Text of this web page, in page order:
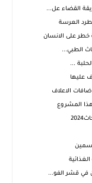
القضاء عل...
العرسة
خطر على الانسان
الطبي...
...
عليها
الاعلاف
المشروع
في قشر الفو...